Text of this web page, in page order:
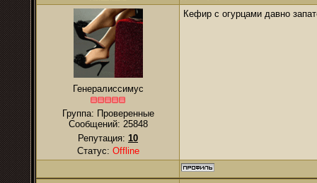
Генералиссимус
Группа: Проверенные
Сообщений: 25848
Репутация: 10
Статус: Offline
Кефир с огурцами давно